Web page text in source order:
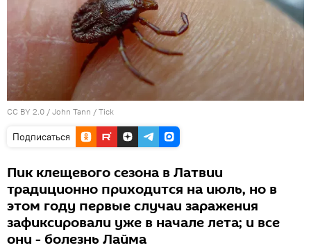
CC BY 2.0 / John Tann / Tick
Подписаться
Пик клещевого сезона в Латвии
традиционно приходится на июль, но в
этом году первые случаи заражения
зафиксировали уже в начале лета; и все
они - болезнь Лайма